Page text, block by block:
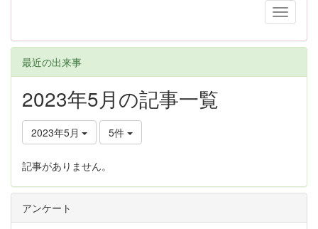
最近の出来事
2023年5月の記事一覧
2023年5月 5件
記事がありません。
アンケート